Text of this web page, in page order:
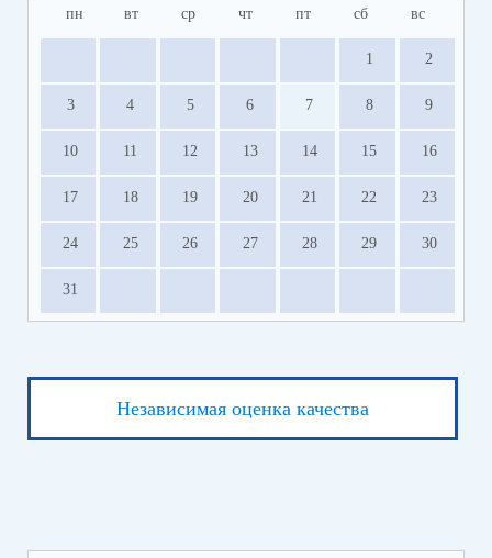
пн вт ср чт пт сб вс
1 2
3 4 5 6 7 8 9
10 11 12 13 14 15 16
17 18 19 20 21 22 23
24 25 26 27 28 29 30
31
Независимая оценка качества